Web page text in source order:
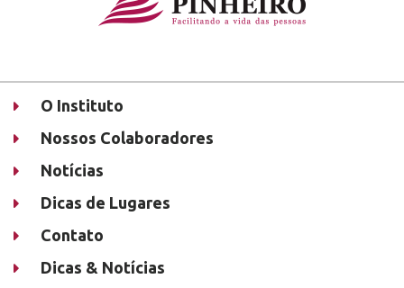
O Instituto
Nossos Colaboradores
Notícias
Dicas de Lugares
Contato
Dicas & Notícias